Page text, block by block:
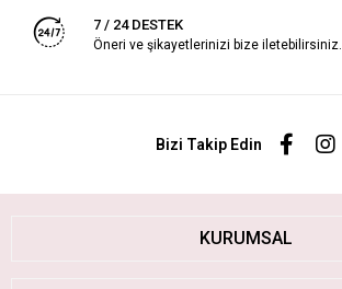
7 / 24 DESTEK
Öneri ve şikayetlerinizi bize iletebilirsiniz.
Bizi Takip Edin
KURUMSAL